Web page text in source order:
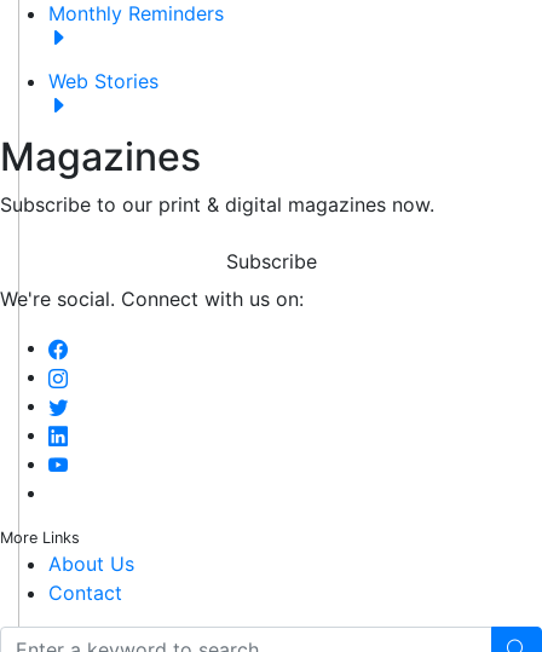
Monthly Reminders
Web Stories
Magazines
Subscribe to our print & digital magazines now.
Subscribe
We're social. Connect with us on:
More Links
About Us
Contact